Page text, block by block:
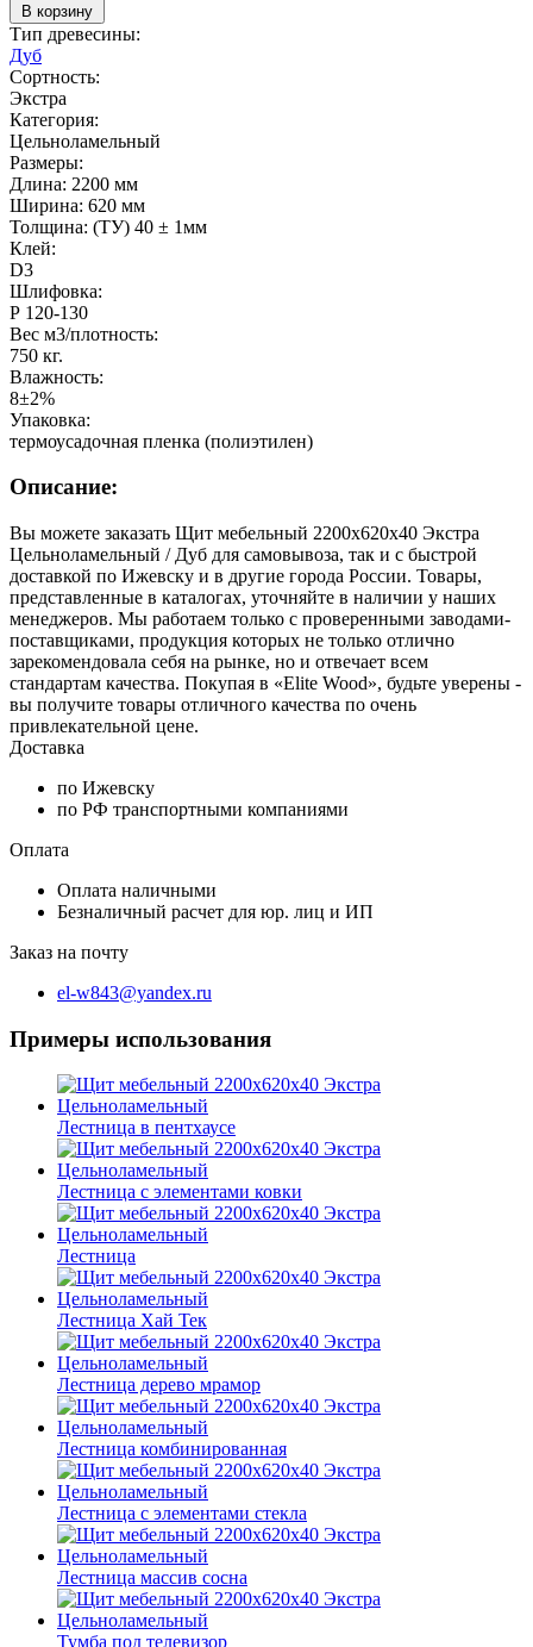
В корзину
Тип древесины:
Дуб
Сортность:
Экстра
Категория:
Цельноламельный
Размеры:
Длина: 2200 мм
Ширина: 620 мм
Толщина: (ТУ) 40 ± 1мм
Клей:
D3
Шлифовка:
Р 120-130
Вес м3/плотность:
750 кг.
Влажность:
8±2%
Упаковка:
термоусадочная пленка (полиэтилен)
Описание:
Вы можете заказать Щит мебельный 2200х620х40 Экстра
Цельноламельный / Дуб для самовывоза, так и с быстрой
доставкой по Ижевску и в другие города России. Товары,
представленные в каталогах, уточняйте в наличии у наших
менеджеров. Мы работаем только с проверенными заводами-
поставщиками, продукция которых не только отлично
зарекомендовала себя на рынке, но и отвечает всем
стандартам качества. Покупая в «Elite Wood», будьте уверены -
вы получите товары отличного качества по очень
привлекательной цене.
Доставка
по Ижевску
по РФ транспортными компаниями
Оплата
Оплата наличными
Безналичный расчет для юр. лиц и ИП
Заказ на почту
el-w843@yandex.ru
Примеры использования
Лестница в пентхаусе
Лестница с элементами ковки
Лестница
Лестница Хай Тек
Лестница дерево мрамор
Лестница комбинированная
Лестница с элементами стекла
Лестница массив сосна
Тумба под телевизор